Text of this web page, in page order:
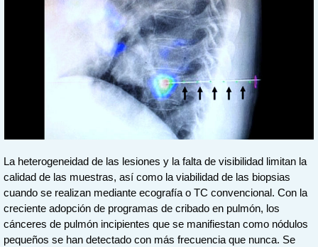
La heterogeneidad de las lesiones y la falta de visibilidad limitan la
calidad de las muestras, así como la viabilidad de las biopsias
cuando se realizan mediante ecografía o TC convencional. Con la
creciente adopción de programas de cribado en pulmón, los
cánceres de pulmón incipientes que se manifiestan como nódulos
pequeños se han detectado con más frecuencia que nunca. Se